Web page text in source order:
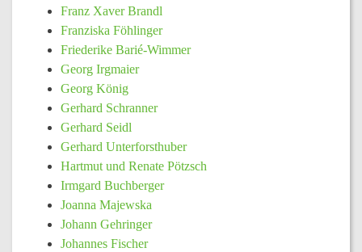
Franz Xaver Brandl
Franziska Föhlinger
Friederike Barié-Wimmer
Georg Irgmaier
Georg König
Gerhard Schranner
Gerhard Seidl
Gerhard Unterforsthuber
Hartmut und Renate Pötzsch
Irmgard Buchberger
Joanna Majewska
Johann Gehringer
Johannes Fischer